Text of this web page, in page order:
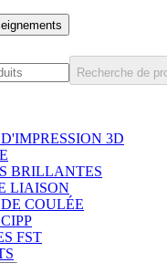
Recherche de
3D
BRILLANTES
LIAISON
COULÉE
FST